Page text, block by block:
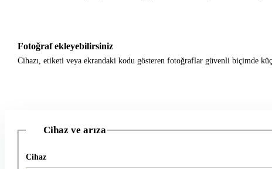
Fotoğraf ekleyebilirsiniz
Cihazı, etiketi veya ekrandaki kodu gösteren fotoğraflar güvenli biçimde
Cihaz ve arıza
Cihaz